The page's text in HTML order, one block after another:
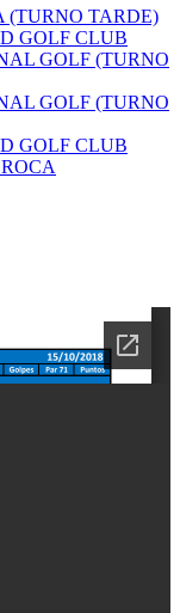
(TURNO TARDE)
GOLF CLUB
GOLF (TURNO
GOLF (TURNO
GOLF CLUB